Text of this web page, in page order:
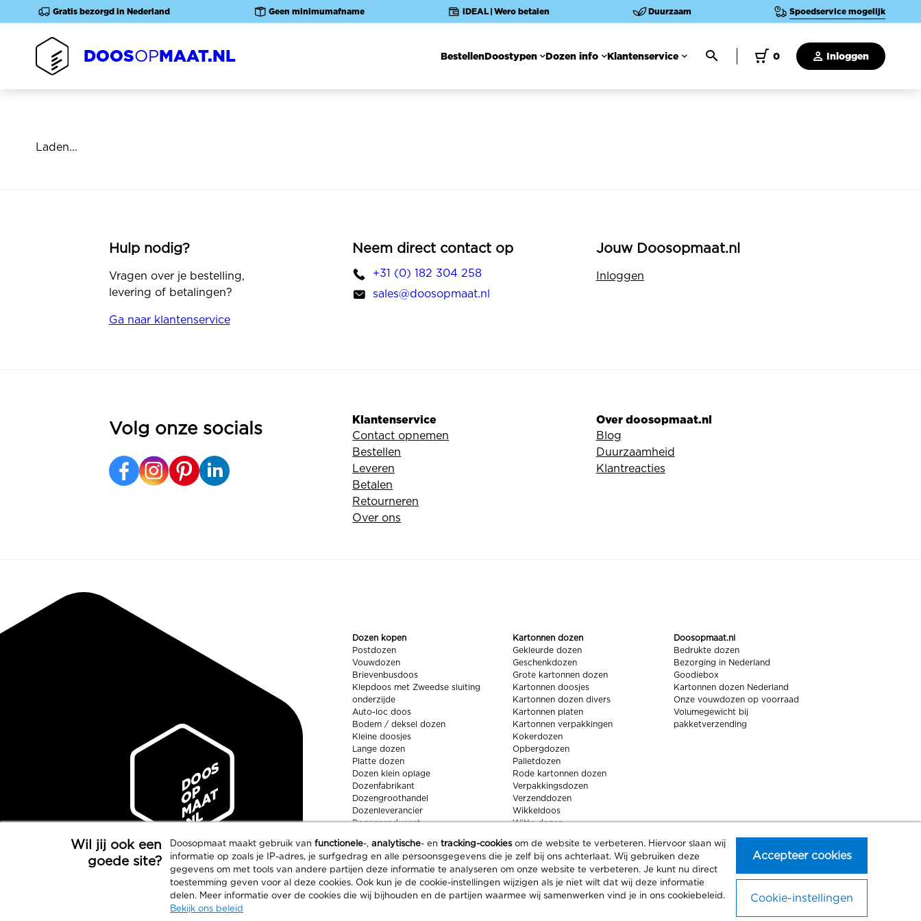
Overslaan
en
gaan
Hoofdnavigatie
BestellenDoostypen Dozen info Klantenservice 0 Inloggen
Gratis bezorgd in Nederland Geen minimumafname iDEAL | Wero betalen Duurzaam Spoedservice mogelijk
DOOSOPMAAT.NL
Laden...
Hulp nodig?
Vragen over je bestelling,
levering of betalingen?
Ga naar klantenservice
Neem direct contact op
+31 (0) 182 304 258
sales@doosopmaat.nl
Jouw Doosopmaat.nl
Inloggen
Volg onze socials
Klantenservice
Contact opnemen
Bestellen
Leveren
Betalen
Retourneren
Over ons
Over doosopmaat.nl
Blog
Duurzaamheid
Klantreacties
Dozen kopen
Postdozen
Vouwdozen
Brievenbusdoos
Klepdoos met Zweedse sluiting
onderzijde
Auto-loc doos
Bodem / deksel dozen
Kleine doosjes
Lange dozen
Platte dozen
Dozen klein oplage
Dozenfabrikant
Dozengroothandel
Dozenleverancier
Dozenproducent
Kartonnen dozen
Gekleurde dozen
Geschenkdozen
Grote kartonnen dozen
Kartonnen doosjes
Kartonnen dozen divers
Kartonnen platen
Kartonnen verpakkingen
Kokerdozen
Opbergdozen
Palletdozen
Rode kartonnen dozen
Verpakkingsdozen
Verzenddozen
Wikkeldoos
Witte dozen
Doosopmaat.nl
Bedrukte dozen
Bezorging in Nederland
Goodiebox
Kartonnen dozen Nederland
Onze vouwdozen op voorraad
Volumegewicht bij
pakketverzending
Footer
links
Thuiswinkel
Waarborg
Algemene
voorwaarden
PrivacyCookiesDisclaimerWebsite van het jaar certificering
2026
Jouw product.
Slim verpakt.
Wil jij ook een
goede site?
Doosopmaat maakt gebruik van functionele-, analytische- en tracking-cookiesom de website te verbeteren. Hiervoor slaan wij
informatie op zoals je IP-adres, je surfgedrag en alle persoonsgegevens die je zelf bij ons achterlaat. Wij gebruiken deze
gegevens om met tools van andere partijen deze informatie te analyseren om onze website te verbeteren. Je kunt nu direct
toestemming geven voor al deze cookies. Ook kun je de cookie-instellingen wijzigen als je niet wilt dat wij deze informatie
delen. Meer informatie over de cookies die wij bijhouden en de partijen waarmee wij samenwerken vind je in ons cookiebeleid.
Bekijk ons beleid
Accepteer cookies
Cookie-instellingen